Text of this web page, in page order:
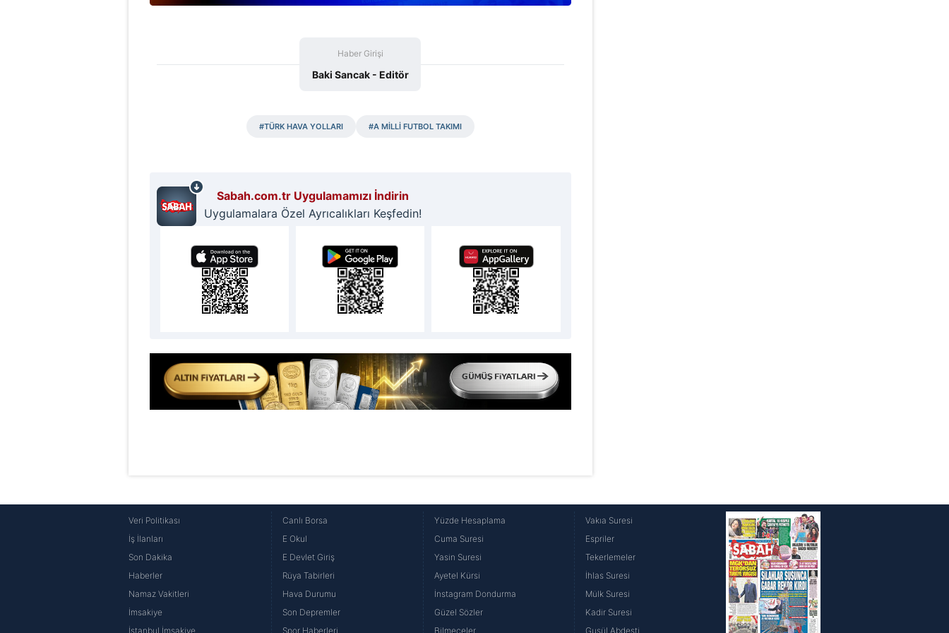
mevzuata uygun olarak kullanılan çerezlerle ilgili bilgi almak için lütfentıklayınız.
Haber Girişi
Baki Sancak - Editör
#TÜRK HAVA YOLLARI #A MİLLİ FUTBOL TAKIMI
Sabah.com.tr Uygulamamızı İndirin
Uygulamalara Özel Ayrıcalıkları Keşfedin!
Veri Politikası
İş İlanları
Son Dakika
Haberler
Namaz Vakitleri
İmsakiye
İstanbul İmsakiye
Canlı Borsa
E Okul
E Devlet Giriş
Rüya Tabirleri
Hava Durumu
Son Depremler
Spor Haberleri
Yüzde Hesaplama
Cuma Suresi
Yasin Suresi
Ayetel Kürsi
İnstagram Dondurma
Güzel Sözler
Bilmeceler
Vakıa Suresi
Espriler
Tekerlemeler
İhlas Suresi
Mülk Suresi
Kadir Suresi
Gusül Abdesti